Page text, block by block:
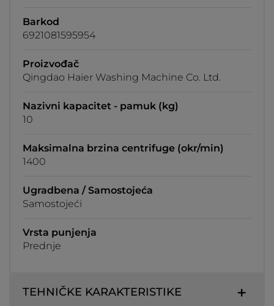
Barkod
6921081595954
Proizvođač
Qingdao Haier Washing Machine Co. Ltd.
Nazivni kapacitet - pamuk (kg)
10
Maksimalna brzina centrifuge (okr/min)
1400
Ugradbena / Samostojeća
Samostojeći
Vrsta punjenja
Prednje
TEHNIČKE KARAKTERISTIKE